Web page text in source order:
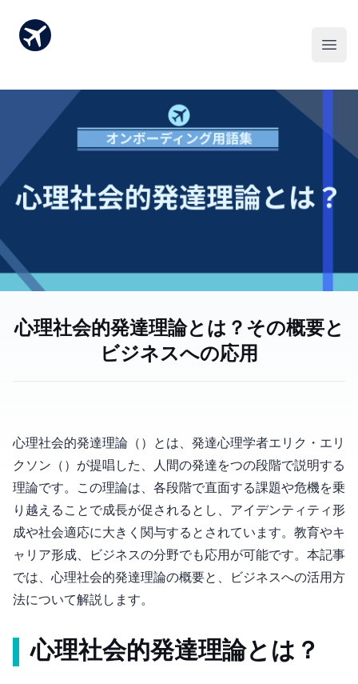
心理社会的発達理論とは？その概要と
ビジネスへの応用
心理社会的発達理論（Psychosocial Development Theory）とは、発達心理学者エリク・エリ
クソン（Erik Erikson）が提唱した、人間の発達を8つの段階で説明する
理論です。この理論は、各段階で直面する課題や危機を乗
り越えることで成長が促されるとし、アイデンティティ形
成や社会適応に大きく関与するとされています。教育やキ
ャリア形成、ビジネスの分野でも応用が可能です。本記事
では、心理社会的発達理論の概要と、ビジネスへの活用方
法について解説します。
心理社会的発達理論とは？